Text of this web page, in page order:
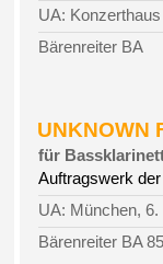
UA:
Bärenreiter BA
UNKNOWN
für
Auftragswerk
UA: München,
Bärenreiter BA